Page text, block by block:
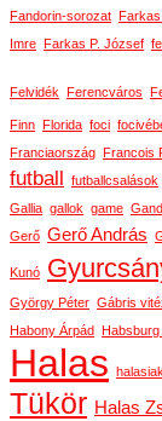
Fandorin-sorozat Farkas
Imre Farkas P. József
Felvidék Ferencváros
Finn Florida foci
Franciaország Francois
futball futballcsalások
Gallia gallok game
Gerő Gerő András
Kunó
György Péter Gábris
Habony Árpád Habsburg
Halas halasiak
Tükör Halas